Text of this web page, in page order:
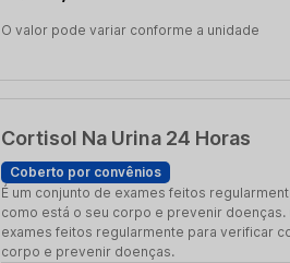
O valor pode variar conforme a unidade
Cortisol Na Urina 24 Horas
Coberto por convênios
É um conjunto de exames feitos
como está o seu corpo e prevenir doenças.
exames feitos regularmente para verificar
corpo e prevenir doenças.